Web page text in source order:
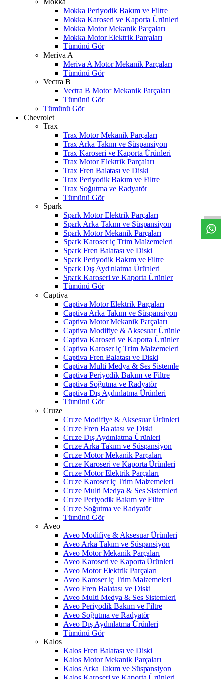
Mokka
Mokka Periyodik Bakım ve Filtre
Mokka Karoseri ve Kaporta Ürünleri
Mokka Motor Mekanik Parçaları
Mokka Motor Elektrik Parçaları
Tümünü Gör
Meriva A
Meriva A Motor Mekanik Parçaları
Tümünü Gör
Vectra B
Vectra B Motor Mekanik Parçaları
Tümünü Gör
Tümünü Gör
Chevrolet
Trax
Trax Motor Mekanik Parçaları
Trax Arka Takım ve Süspansiyon
Trax Karoseri ve Kaporta Ürünleri
Trax Motor Elektrik Parçaları
Trax Fren Balatası ve Diski
Trax Periyodik Bakım ve Filtre
Trax Soğutma ve Radyatör
Tümünü Gör
Spark
Spark Motor Elektrik Parçaları
Spark Arka Takım ve Süspansiyon
Spark Motor Mekanik Parçaları
Spark Karoser iç Trim Malzemeleri
Spark Fren Balatası ve Diski
Spark Periyodik Bakım ve Filtre
Spark Dış Aydınlatma Ürünleri
Spark Karoseri ve Kaporta Ürünler
Tümünü Gör
Captiva
Captiva Motor Elektrik Parçaları
Captiva Arka Takım ve Süspansiyon
Captiva Motor Mekanik Parçaları
Captiva Modifiye & Aksesuar Ürünle
Captiva Karoseri ve Kaporta Ürünler
Captiva Karoser iç Trim Malzemeleri
Captiva Fren Balatası ve Diski
Captiva Multi Medya & Ses Sistemle
Captiva Periyodik Bakım ve Filtre
Captiva Soğutma ve Radyatör
Captiva Dış Aydınlatma Ürünleri
Tümünü Gör
Cruze
Cruze Modifiye & Aksesuar Ürünleri
Cruze Fren Balatası ve Diski
Cruze Dış Aydınlatma Ürünleri
Cruze Arka Takım ve Süspansiyon
Cruze Motor Mekanik Parçaları
Cruze Karoseri ve Kaporta Ürünleri
Cruze Motor Elektrik Parçaları
Cruze Karoser iç Trim Malzemeleri
Cruze Multi Medya & Ses Sistemleri
Cruze Periyodik Bakım ve Filtre
Cruze Soğutma ve Radyatör
Tümünü Gör
Aveo
Aveo Modifiye & Aksesuar Ürünleri
Aveo Arka Takım ve Süspansiyon
Aveo Motor Mekanik Parçaları
Aveo Karoseri ve Kaporta Ürünleri
Aveo Motor Elektrik Parçaları
Aveo Karoser iç Trim Malzemeleri
Aveo Fren Balatası ve Diski
Aveo Multi Medya & Ses Sistemleri
Aveo Periyodik Bakım ve Filtre
Aveo Soğutma ve Radyatör
Aveo Dış Aydınlatma Ürünleri
Tümünü Gör
Kalos
Kalos Fren Balatası ve Diski
Kalos Motor Mekanik Parçaları
Kalos Arka Takım ve Süspansiyon
Kalos Karoseri ve Kaporta Ürünleri